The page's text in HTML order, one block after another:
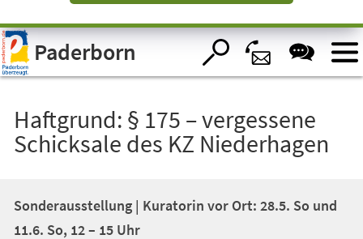
Visuelle
Assistenzsoftware
öffnen.Paderborn
Haftgrund: § 175 – vergessene
Schicksale des KZ Niederhagen
Sonderausstellung | Kuratorin vor Ort: 28.5. So und
11.6. So, 12 – 15 Uhr